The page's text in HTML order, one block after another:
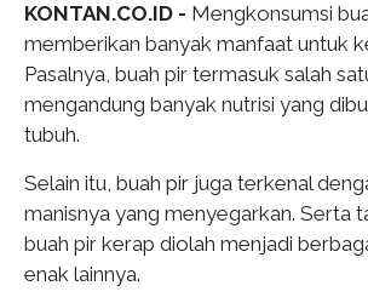
KONTAN.CO.ID - Mengkonsumsi
memberikan banyak manfaat untuk
Pasalnya, buah pir termasuk salah
mengandung banyak nutrisi yang
tubuh.
Selain itu, buah pir juga terkenal
manisnya yang menyegarkan. Serta
buah pir kerap diolah menjadi
enak lainnya.